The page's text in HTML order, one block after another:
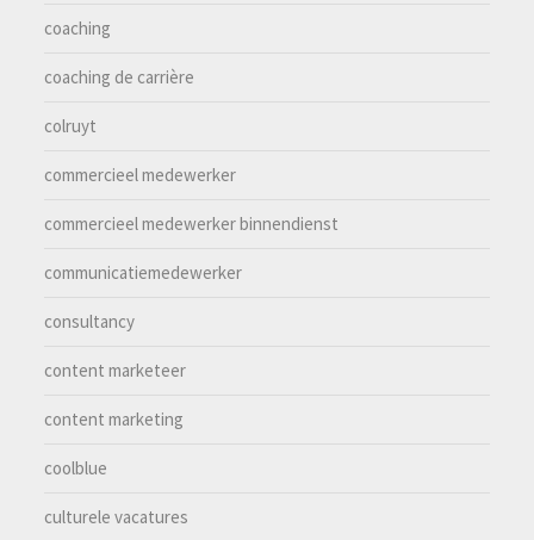
coaching
coaching de carrière
colruyt
commercieel medewerker
commercieel medewerker binnendienst
communicatiemedewerker
consultancy
content marketeer
content marketing
coolblue
culturele vacatures